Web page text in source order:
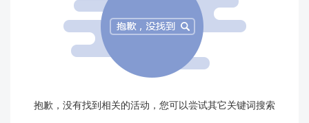
抱歉，没有找到相关的活动，您可以尝试其它关键词搜索